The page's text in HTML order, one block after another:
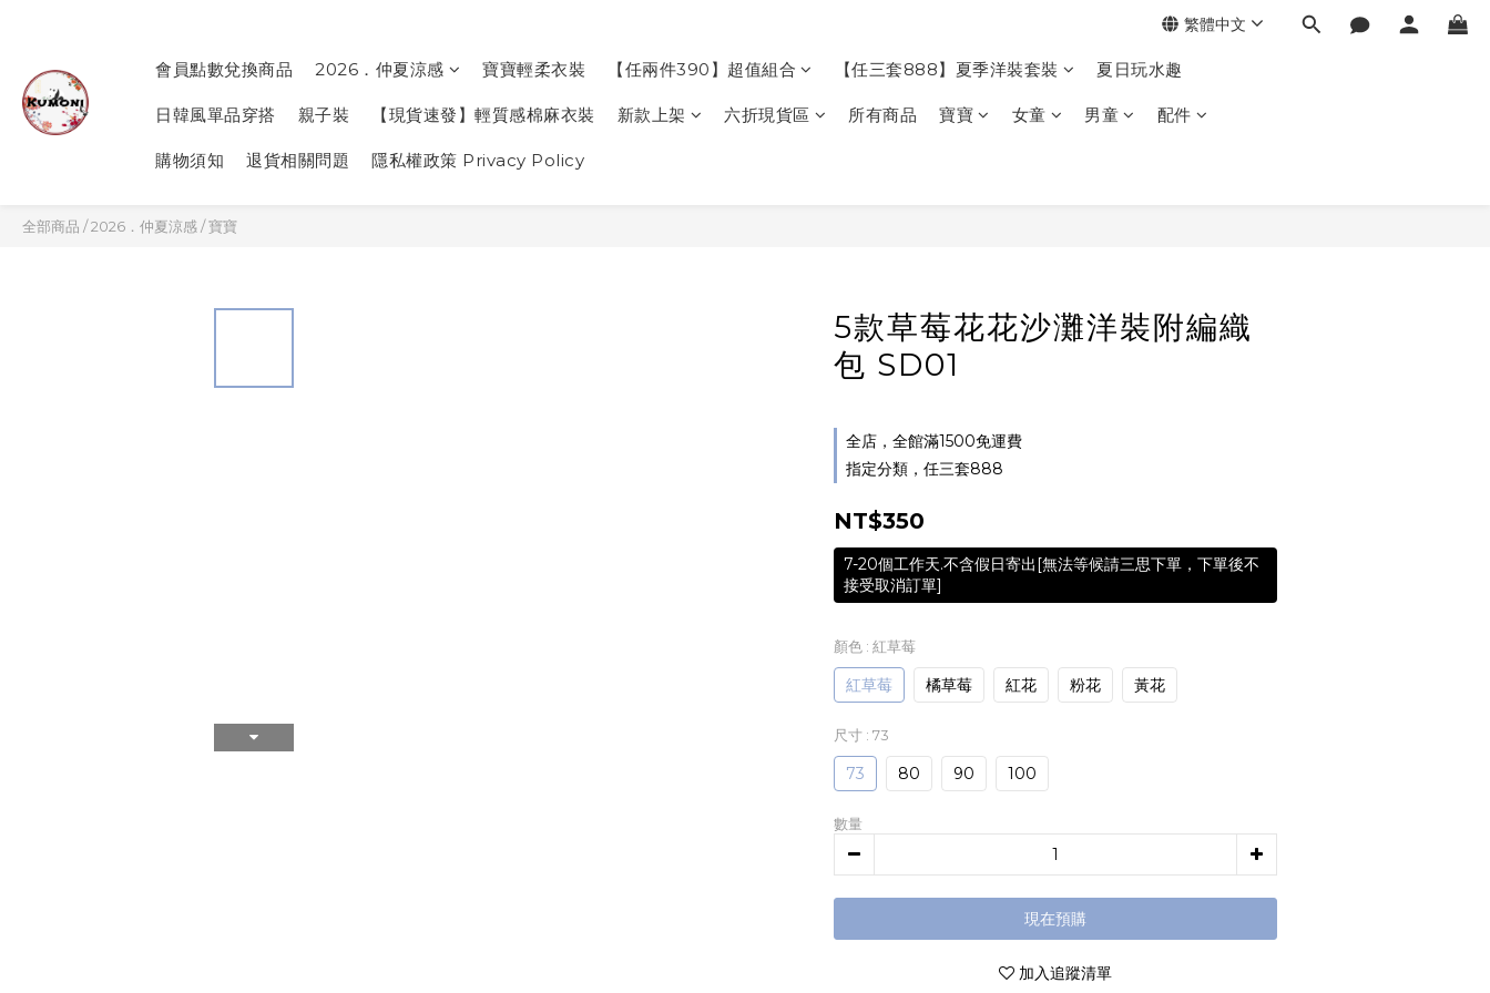
會員點數兌換商品 2026．仲夏涼感 寶寶輕柔衣裝 【任兩件390】超值組合 【任三套888】夏季洋裝套裝 夏日玩水趣
日韓風單品穿搭 親子裝 【現貨速發】輕質感棉麻衣裝 新款上架 六折現貨區 所有商品 寶寶 女童 男童 配件
購物須知 退貨相關問題 隱私權政策 Privacy Policy
繁體中文
全部商品 /2026．仲夏涼感/寶寶
5款草莓花花沙灘洋裝附編織
包 SD01
全店，全館滿1500免運費
指定分類，任三套888
NT$350
7-20個工作天.不含假日寄出[無法等候請三思下單，下單後不
接受取消訂單]
顏色 : 紅草莓
紅草莓 橘草莓 紅花 粉花 黃花
尺寸 : 73
73 80 90 100
數量
現在預購
加入追蹤清單